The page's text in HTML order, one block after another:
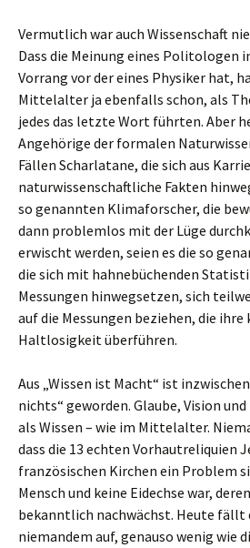
Vermutlich war auch Wissenschaft
Dass die Meinung eines Politologen
Vorrang vor der eines Physiker hat,
Mittelalter ja ebenfalls schon, als
jedes das letzte Wort führten. Aber
Angehörige der formalen
Fällen Scharlatane, die sich aus
naturwissenschaftliche Fakten
so genannten Klimaforscher, die
dann problemlos mit der Lüge
erwischt werden, seien es die so
die sich mit hahnebüchenden
Messungen hinwegsetzen, sich
auf die Messungen beziehen, die ihre
Haltlosigkeit überführen.
Aus „Wissen ist Macht“ ist
nichts“ geworden. Glaube, Vision
als Wissen – wie im Mittelalter.
dass die 13 echten Vorhautreliquien
französischen Kirchen ein Problem
Mensch und keine Eidechse war,
bekanntlich nachwächst. Heute fällt
niemandem auf, genauso wenig wie